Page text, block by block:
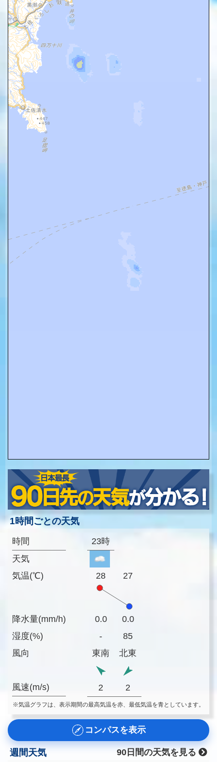
1時間ごとの天気
時間
天気
気温(℃)
降水量(mm/h)
湿度(%)
風向
風速(m/s)
23時
28 27
0.0
0.0
-
85
東南
北東
2 2
※気温グラフは、表示期間の最高気温を赤、最低気温を青としています。
コンパスを表示
週間天気
90日間の天気を見る